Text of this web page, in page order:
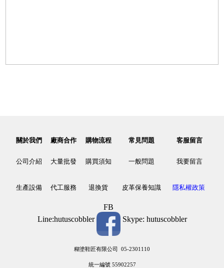
關於我們 廠商合作 購物流程 常見問題 客服留言
公司介紹 大量批發 購買須知 一般問題 我要留言
生產設備 代工服務 退換貨 皮革保養知識 隱私權政策
Line:hutuscobbler
FB
Skype: hutuscobbler
糊塗鞋匠有限公司 05-2301110
統一編號 55902257